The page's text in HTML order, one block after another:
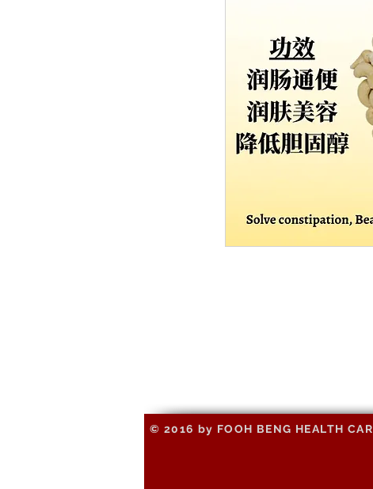
© 2016 by FOOH BENG HEALTH